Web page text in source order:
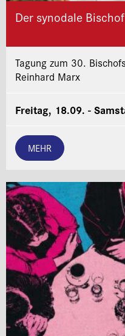
Der synodale Bischof
Tagung zum 30.
Reinhard Marx
Freitag, 18.09. -
MEHR